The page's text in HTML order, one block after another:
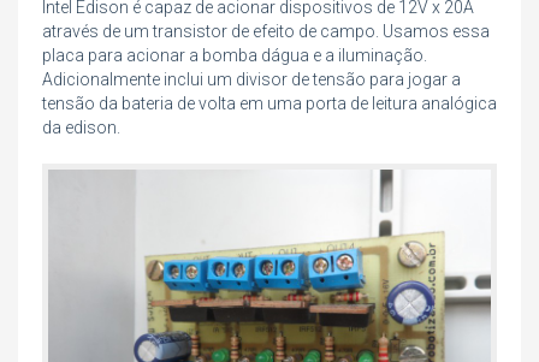
Intel Edison é capaz de acionar dispositivos de 12V x 20A
através de um transistor de efeito de campo. Usamos essa
placa para acionar a bomba dágua e a iluminação.
Adicionalmente inclui um divisor de tensão para jogar a
tensão da bateria de volta em uma porta de leitura analógica
da edison.